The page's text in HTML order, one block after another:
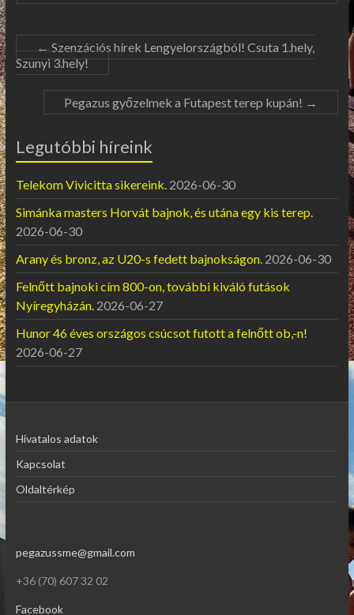
←Szenzációs hírek Lengyelországból! Csuta 1.hely,
Szunyi 3.hely!
Pegazus győzelmek a Futapest terep kupán! →
Legutóbbi híreink
Telekom Vivicitta sikereink. 2026-06-30
Simánka masters Horvát bajnok, és utána egy kis terep.
2026-06-30
Arany és bronz, az U20-s fedett bajnokságon. 2026-06-30
Felnőtt bajnoki cím 800-on, további kiváló futások
Nyíregyházán. 2026-06-27
Hunor 46 éves országos csúcsot futott a felnőtt ob,-n!
2026-06-27
Hivatalos adatok
Kapcsolat
Oldaltérkép
pegazussme@gmail.com
+36 (70) 607 32 02
Facebook